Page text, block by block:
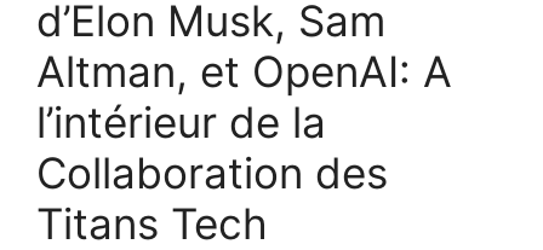
d’Elon Musk, Sam
Altman, et OpenAI: A
l’intérieur de la
Collaboration des
Titans Tech